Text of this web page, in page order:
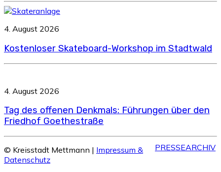
4. August 2026
Kostenloser Skateboard-Workshop im Stadtwald
4. August 2026
Tag des offenen Denkmals: Führungen über den
Friedhof Goethestraße
PRESSEARCHIV
© Kreisstadt Mettmann | Impressum &
Datenschutz